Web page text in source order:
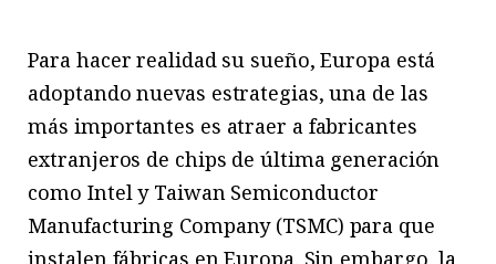
Para hacer realidad su sueño, Europa está
adoptando nuevas estrategias, una de las
más importantes es atraer a fabricantes
extranjeros de chips de última generación
como Intel y Taiwan Semiconductor
Manufacturing Company (TSMC) para que